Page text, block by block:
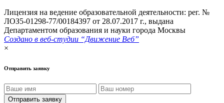
Лицензия на ведение образовательной деятельности: рег. №
ЛОЗ5-01298-77/00184397 от 28.07.2017 г., выдана
Департаментом образования и науки города Москвы
Создано в веб-студии “Движение Веб”
×
Отправить заявку
Отправить заявку